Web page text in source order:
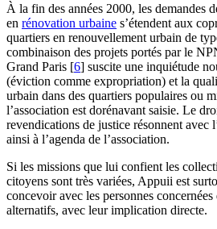
À la fin des années 2000, les demandes
en rénovation urbaine s’étendent aux
quartiers en renouvellement urbain de
combinaison des projets portés par le
Grand Paris [6] suscite une inquiétude
(éviction comme expropriation) et la
urbain dans des quartiers populaires ou
l’association est dorénavant saisie. Le
revendications de justice résonnent avec
ainsi à l’agenda de l’association.
Si les missions que lui confient les
citoyens sont très variées, Appuii est
concevoir avec les personnes
alternatifs, avec leur implication directe.